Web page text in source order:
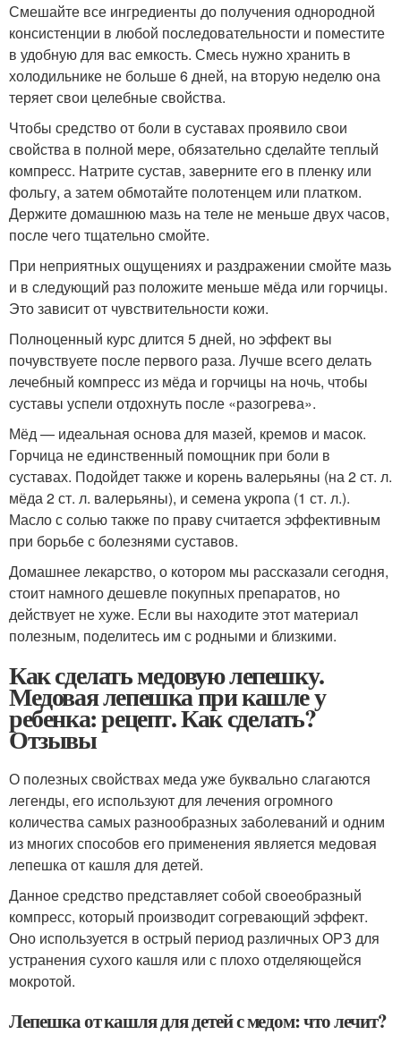
Смешайте все ингредиенты до получения однородной
консистенции в любой последовательности и поместите
в удобную для вас емкость. Смесь нужно хранить в
холодильнике не больше 6 дней, на вторую неделю она
теряет свои целебные свойства.
Чтобы средство от боли в суставах проявило свои
свойства в полной мере, обязательно сделайте теплый
компресс. Натрите сустав, заверните его в пленку или
фольгу, а затем обмотайте полотенцем или платком.
Держите домашнюю мазь на теле не меньше двух часов,
после чего тщательно смойте.
При неприятных ощущениях и раздражении смойте мазь
и в следующий раз положите меньше мёда или горчицы.
Это зависит от чувствительности кожи.
Полноценный курс длится 5 дней, но эффект вы
почувствуете после первого раза. Лучше всего делать
лечебный компресс из мёда и горчицы на ночь, чтобы
суставы успели отдохнуть после «разогрева».
Мёд — идеальная основа для мазей, кремов и масок.
Горчица не единственный помощник при боли в
суставах. Подойдет также и корень валерьяны (на 2 ст. л.
мёда 2 ст. л. валерьяны), и семена укропа (1 ст. л.).
Масло с солью также по праву считается эффективным
при борьбе с болезнями суставов.
Домашнее лекарство, о котором мы рассказали сегодня,
стоит намного дешевле покупных препаратов, но
действует не хуже. Если вы находите этот материал
полезным, поделитесь им с родными и близкими.
Как сделать медовую лепешку.
Медовая лепешка при кашле у
ребенка: рецепт. Как сделать?
Отзывы
О полезных свойствах меда уже буквально слагаются
легенды, его используют для лечения огромного
количества самых разнообразных заболеваний и одним
из многих способов его применения является медовая
лепешка от кашля для детей.
Данное средство представляет собой своеобразный
компресс, который производит согревающий эффект.
Оно используется в острый период различных ОРЗ для
устранения сухого кашля или с плохо отделяющейся
мокротой.
Лепешка от кашля для детей с медом: что лечит?